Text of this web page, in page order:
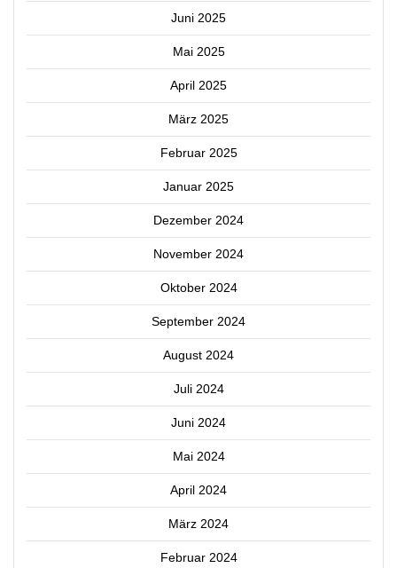
Juni 2025
Mai 2025
April 2025
März 2025
Februar 2025
Januar 2025
Dezember 2024
November 2024
Oktober 2024
September 2024
August 2024
Juli 2024
Juni 2024
Mai 2024
April 2024
März 2024
Februar 2024